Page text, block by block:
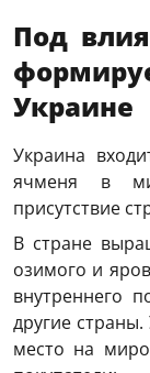
Под
Украине
Украина
ячменя в
присутствие
В стране
озимого и
внутреннего
другие
место на